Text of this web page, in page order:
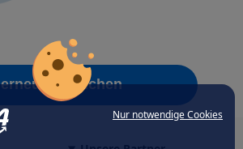
Nur notwendige Cookies
erneut versuchen